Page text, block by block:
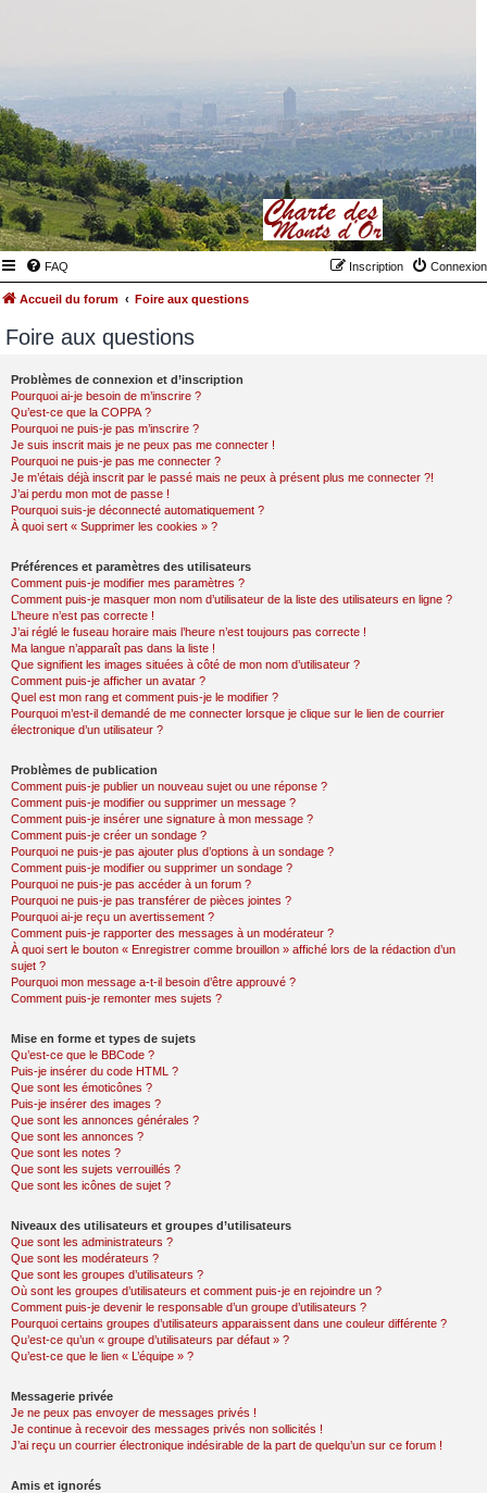
FAQ Connexion
Inscription
Accueil du forum Foire aux questions
Foire aux questions
Problèmes de connexion et d’inscription
Pourquoi ai-je besoin de m’inscrire ?
Qu’est-ce que la COPPA ?
Pourquoi ne puis-je pas m’inscrire ?
Je suis inscrit mais je ne peux pas me connecter !
Pourquoi ne puis-je pas me connecter ?
Je m’étais déjà inscrit par le passé mais ne peux à présent plus me connecter ?!
J’ai perdu mon mot de passe !
Pourquoi suis-je déconnecté automatiquement ?
À quoi sert « Supprimer les cookies » ?
Préférences et paramètres des utilisateurs
Comment puis-je modifier mes paramètres ?
Comment puis-je masquer mon nom d’utilisateur de la liste des utilisateurs en ligne ?
L’heure n’est pas correcte !
J’ai réglé le fuseau horaire mais l’heure n’est toujours pas correcte !
Ma langue n’apparaît pas dans la liste !
Que signifient les images situées à côté de mon nom d’utilisateur ?
Comment puis-je afficher un avatar ?
Quel est mon rang et comment puis-je le modifier ?
Pourquoi m’est-il demandé de me connecter lorsque je clique sur le lien de courrier
électronique d’un utilisateur ?
Problèmes de publication
Comment puis-je publier un nouveau sujet ou une réponse ?
Comment puis-je modifier ou supprimer un message ?
Comment puis-je insérer une signature à mon message ?
Comment puis-je créer un sondage ?
Pourquoi ne puis-je pas ajouter plus d’options à un sondage ?
Comment puis-je modifier ou supprimer un sondage ?
Pourquoi ne puis-je pas accéder à un forum ?
Pourquoi ne puis-je pas transférer de pièces jointes ?
Pourquoi ai-je reçu un avertissement ?
Comment puis-je rapporter des messages à un modérateur ?
À quoi sert le bouton « Enregistrer comme brouillon » affiché lors de la rédaction d’un
sujet ?
Pourquoi mon message a-t-il besoin d’être approuvé ?
Comment puis-je remonter mes sujets ?
Mise en forme et types de sujets
Qu’est-ce que le BBCode ?
Puis-je insérer du code HTML ?
Que sont les émoticônes ?
Puis-je insérer des images ?
Que sont les annonces générales ?
Que sont les annonces ?
Que sont les notes ?
Que sont les sujets verrouillés ?
Que sont les icônes de sujet ?
Niveaux des utilisateurs et groupes d’utilisateurs
Que sont les administrateurs ?
Que sont les modérateurs ?
Que sont les groupes d’utilisateurs ?
Où sont les groupes d’utilisateurs et comment puis-je en rejoindre un ?
Comment puis-je devenir le responsable d’un groupe d’utilisateurs ?
Pourquoi certains groupes d’utilisateurs apparaissent dans une couleur différente ?
Qu’est-ce qu’un « groupe d’utilisateurs par défaut » ?
Qu’est-ce que le lien « L’équipe » ?
Messagerie privée
Je ne peux pas envoyer de messages privés !
Je continue à recevoir des messages privés non sollicités !
J’ai reçu un courrier électronique indésirable de la part de quelqu’un sur ce forum !
Amis et ignorés